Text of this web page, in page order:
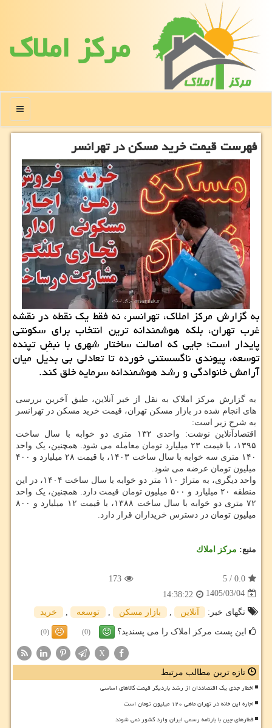
مركز املاك
منو
فهرست قیمت خرید مسکن در تهرانسر
به گزارش مرکز املاک، تهرانسر، نه فقط یک نقطه در نقشه
غرب تهران، بلکه هوشمندانه ترین انتخاب برای سکونتی
پایدار است؛ جایی که اصالت ساختار شهری با نبضِ تپنده
توسعه، پیوندی ناگسستنی خورده تا تعادلی بی بدیل میان
آرامش خانوادگی و رشد هوشمندانه سرمایه خلق کند.
به گزارش مرکز املاک به نقل از خبر آنلاین، طبق آخرین بررسی
های انجام شده در بازار مسکن تهران، قیمت خرید مسکن در تهرانسر
به شرح زیر است:
اقتصادآنلاین نوشت: واحدی ۱۳۲ متری دو خوابه با سال ساخت
۱۳۹۵، با قیمت ۲۳ میلیارد تومان معامله می شود. همچنین، یک واحد
۱۴۰ متری سه خوابه با سال ساخت ۱۴۰۳، با قیمت ۲۸ میلیارد و ۴۰۰
میلیون تومان عرضه می شود.
واحد دیگری، به متراژ ۱۱۰ متر دو خوابه با سال ساخت ۱۴۰۴، در این
منطقه ۲۰ میلیارد و ۵۰۰ میلیون تومان قیمت دارد. همچنین، یک واحد
۷۲ متری دو خوابه با سال ساخت ۱۳۸۸، با قیمت ۱۲ میلیارد و ۸۰۰
میلیون تومان در دسترس خریداران قرار دارد.
منبع: مركز املاك
0.0
/
5
173
1405/03/04
14:38:22
تگهای خبر:
آنلاین بازار مسكن توسعه خرید
این پست مرکز املاک را می پسندید؟ (0)
(0)
X
تازه ترین مطالب مرتبط
اخطار جدی یک اقتصاددان از رشد باردیگر قیمت کالاهای اساسی
اجاره این خانه در تهران ماهی ۱۲۰ میلیون تومان است
قطارهای چین با بارنامه رسمی ایران وارد کشور نمی شوند